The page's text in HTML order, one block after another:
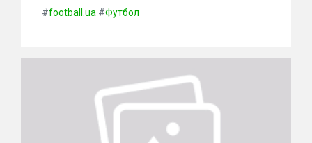
#football.ua #Футбол